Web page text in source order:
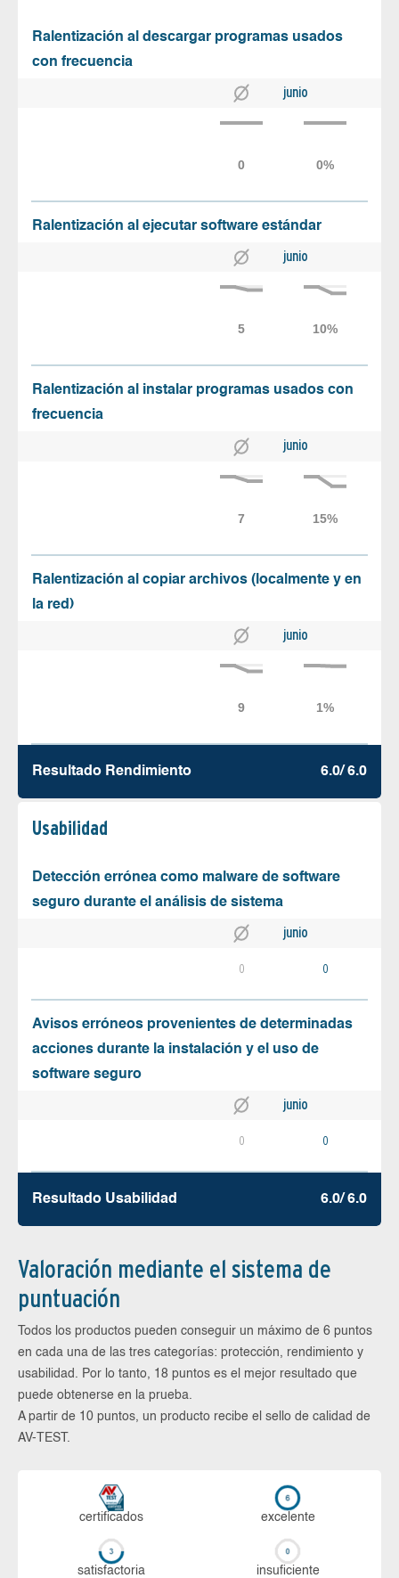
Ralentización al descargar programas usados
con frecuencia
junio
Ralentización al ejecutar software estándar
junio
Ralentización al instalar programas usados con
frecuencia
junio
Ralentización al copiar archivos (localmente y en
la red)
junio
Resultado Rendimiento 6.0/ 6.0
Usabilidad
Detección errónea como malware de software
seguro durante el análisis de sistema
junio
0 0
Avisos erróneos provenientes de determinadas
acciones durante la instalación y el uso de
software seguro
junio
0 0
Resultado Usabilidad 6.0/ 6.0
Valoración mediante el sistema de
puntuación
Todos los productos pueden conseguir un máximo de 6 puntos
en cada una de las tres categorías: protección, rendimiento y
usabilidad. Por lo tanto, 18 puntos es el mejor resultado que
puede obtenerse en la prueba.
A partir de 10 puntos, un producto recibe el sello de calidad de
AV-TEST.
certi­ficados ex­ce­len­te
sa­tis­fac­to­ria in­su­fi­cien­te